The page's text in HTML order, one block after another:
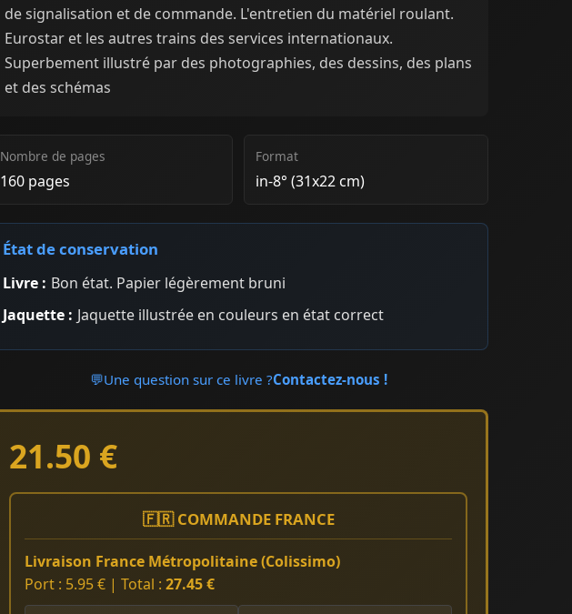
de signalisation et de commande. L'entretien du matériel roulant.
Eurostar et les autres trains des services internationaux.
Superbement illustré par des photographies, des dessins, des plans
et des schémas
Nombre de pages
160 pages
Format
in-8° (31x22 cm)
État de conservation
Livre : Bon état. Papier légèrement bruni
Jaquette : Jaquette illustrée en couleurs en état correct
💬Une question sur ce livre ?Contactez-nous !
21.50 €
🇫🇷 COMMANDE FRANCE
Livraison France Métropolitaine (Colissimo)
Port : 5.95 € | Total : 27.45 €